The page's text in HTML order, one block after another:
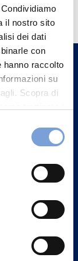
il nostro sito
dei dati
con
hanno raccolto
su
Scopra di
"Informativa
con